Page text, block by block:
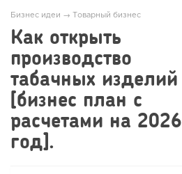
Бизнес идеи → Товарный бизнес
Как открыть
производство
табачных изделий
[бизнес план с
расчетами на 2026
год].